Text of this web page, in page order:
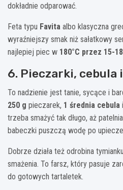
dokładnie odparować.
Feta typu Favita albo klasyczna
wyraźniejszy smak niż sałatkowy
najlepiej piec w 180°C przez 15-
6. Pieczarki, cebula
To nadzienie jest tanie, sycące i
250 g pieczarek, 1 średnia cebula i
trzeba smażyć tak długo, aż
babeczki puszczą wodę po
Dobrze działa też odrobina
smażenia. To farsz, który pasuje
do gotowych tartaletek.